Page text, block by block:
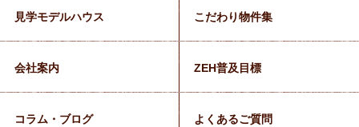
見学モデルハウス こだわり物件集
会社案内 ZEH普及目標
コラム・ブログ よくあるご質問